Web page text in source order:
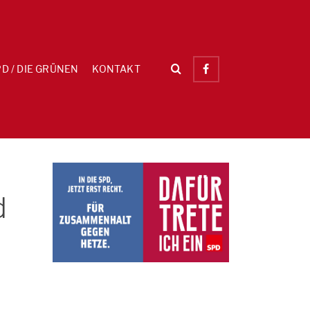
/ DIE GRÜNEN KONTAKT